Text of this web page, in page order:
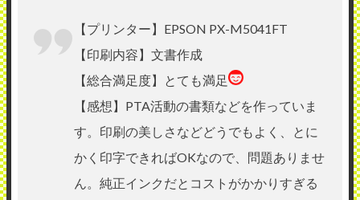
【プリンター】EPSON PX-M5041FT
【印刷内容】文書作成
【総合満足度】とても満足
【感想】PTA活動の書類などを作っていま
す。印刷の美しさなどどうでもよく、とに
かく印字できればOKなので、問題ありませ
ん。純正インクだとコストがかかりすぎる